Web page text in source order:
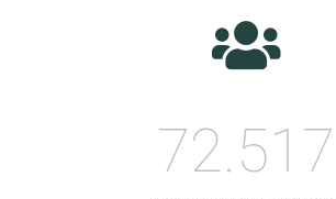
72.517